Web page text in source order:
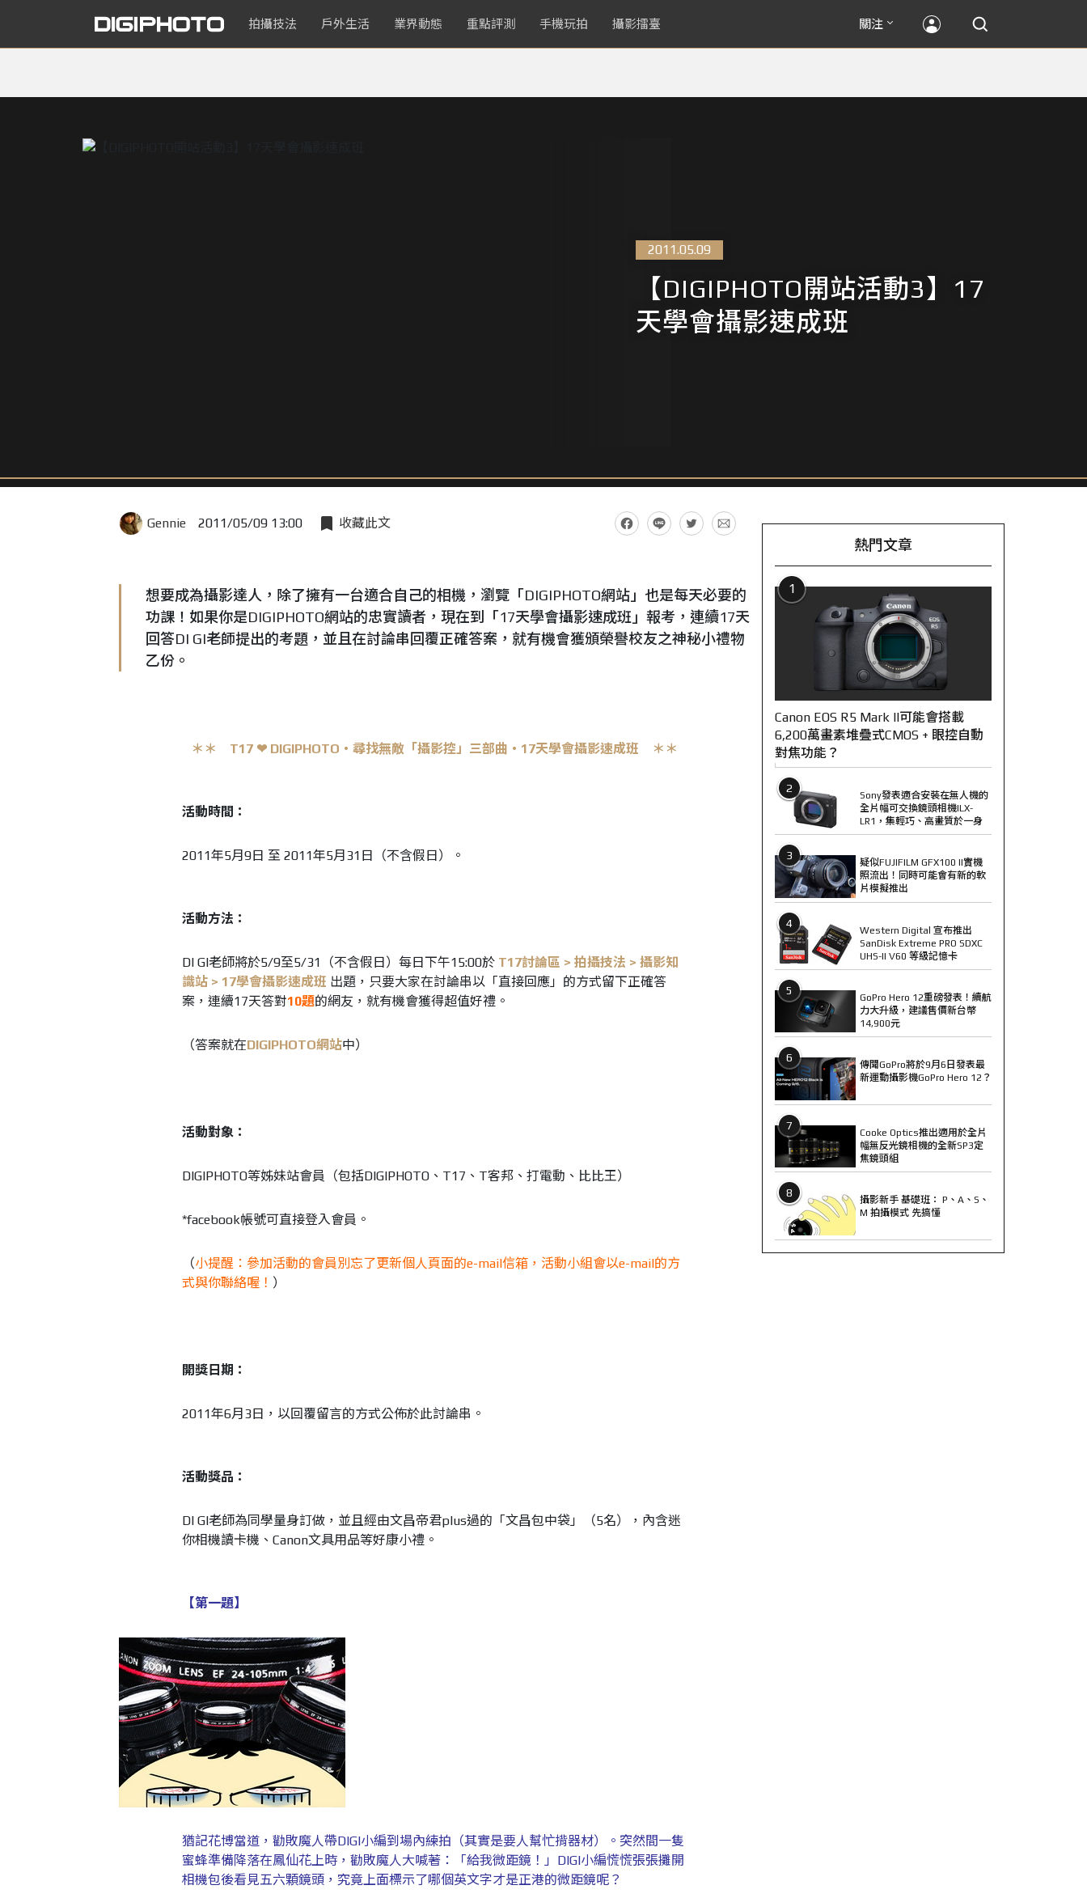
拍攝技法 戶外生活 業界動態 重點評測 手機玩拍 攝影擂臺 關注
2011.05.09
【DIGIPHOTO開站活動3】17
天學會攝影速成班
Gennie 2011/05/09 13:00 收藏此文
想要成為攝影達人，除了擁有一台適合自己的相機，瀏覽「DIGIPHOTO網站」也是每天必要的
功課！如果你是DIGIPHOTO網站的忠實讀者，現在到「17天學會攝影速成班」報考，連續17天
回答DI GI老師提出的考題，並且在討論串回覆正確答案，就有機會獲頒榮譽校友之神秘小禮物
乙份。
＊＊ T17 ❤ DIGIPHOTO‧尋找無敵「攝影控」三部曲‧17天學會攝影速成班 ＊＊
活動時間：
2011年5月9日 至 2011年5月31日（不含假日）。
活動方法：
DI GI老師將於5/9至5/31（不含假日）每日下午15:00於 T17討論區 > 拍攝技法 > 攝影知
識站 > 17學會攝影速成班 出題，只要大家在討論串以「直接回應」的方式留下正確答
案，連續17天答對10題的網友，就有機會獲得超值好禮。
（答案就在DIGIPHOTO網站中）
活動對象：
DIGIPHOTO等姊妹站會員（包括DIGIPHOTO、T17、T客邦、打電動、比比王）
*facebook帳號可直接登入會員。
（小提醒：參加活動的會員別忘了更新個人頁面的e-mail信箱，活動小組會以e-mail的方
式與你聯絡喔！ ）
開獎日期：
2011年6月3日，以回覆留言的方式公佈於此討論串。
活動獎品：
DI GI老師為同學量身訂做，並且經由文昌帝君plus過的「文昌包中袋」（5名），內含迷
你相機讀卡機、Canon文具用品等好康小禮。
【第一題】
猶記花博當道，勸敗魔人帶DIGI小編到場內練拍（其實是要人幫忙揹器材）。突然間一隻
蜜蜂準備降落在鳳仙花上時，勸敗魔人大喊著：「給我微距鏡！」DIGI小編慌慌張張攤開
相機包後看見五六顆鏡頭，究竟上面標示了哪個英文字才是正港的微距鏡呢？
熱門文章
1
Canon EOS R5 Mark II可能會搭載
6,200萬畫素堆疊式CMOS + 眼控自動
對焦功能？
2
Sony發表適合安裝在無人機的
全片幅可交換鏡頭相機ILX-
LR1，集輕巧、高畫質於一身
3
疑似FUJIFILM GFX100 II實機
照流出！同時可能會有新的軟
片模擬推出
4
Western Digital 宣布推出
SanDisk Extreme PRO SDXC
UHS-II V60 等級記憶卡
5
GoPro Hero 12重磅發表！續航
力大升級，建議售價新台幣
14,900元
6
傳聞GoPro將於9月6日發表最
新運動攝影機GoPro Hero 12？
7
Cooke Optics推出適用於全片
幅無反光鏡相機的全新SP3定
焦鏡頭組
8
攝影新手 基礎班： P、A、S、
M 拍攝模式 先搞懂